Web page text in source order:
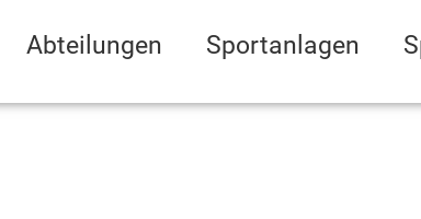
Abteilungen Sportanlagen